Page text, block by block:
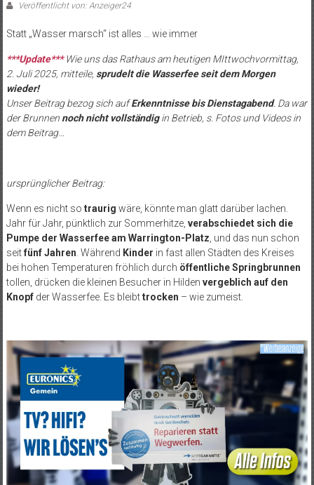
Veröffentlicht von: Anzeiger24
Statt „Wasser marsch“ ist alles … wie immer
***Update*** Wie uns das Rathaus am heutigen MIttwochvormittag,
2. Juli 2025, mitteile, sprudelt die Wasserfee seit dem Morgen
wieder!
Unser Beitrag bezog sich aufErkenntnisse bis Dienstagabend. Da war
der Brunnennoch nicht vollständigin Betrieb, s. Fotos und Videos in
dem Beitrag…
ursprünglicher Beitrag:
Wenn es nicht so traurig wäre, könnte man glatt darüber lachen.
Jahr für Jahr, pünktlich zur Sommerhitze, verabschiedet sich die
Pumpe der Wasserfee am Warrington-Platz, und das nun schon
seitfünf Jahren. Während Kinder in fast allen Städten des Kreises
bei hohen Temperaturen fröhlich durch öffentliche Springbrunnen
tollen, drücken die kleinen Besucher in Hilden vergeblich auf den
Knopfder Wasserfee. Es bleibttrocken – wie zumeist.